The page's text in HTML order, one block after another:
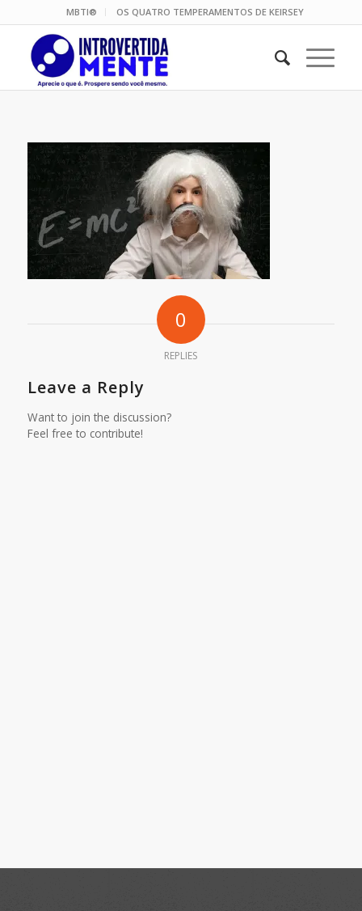
MBTI® OS QUATRO TEMPERAMENTOS DE KEIRSEY
0
REPLIES
Leave a Reply
Want to join the discussion?
Feel free to contribute!